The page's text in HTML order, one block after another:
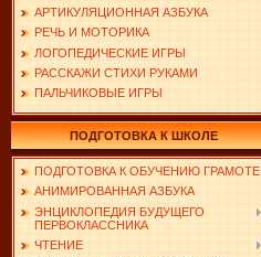
АРТИКУЛЯЦИОННАЯ АЗБУКА
РЕЧЬ И МОТОРИКА
ЛОГОПЕДИЧЕСКИЕ ИГРЫ
РАССКАЖИ СТИХИ РУКАМИ
ПАЛЬЧИКОВЫЕ ИГРЫ
ПОДГОТОВКА К ШКОЛЕ
ПОДГОТОВКА К ОБУЧЕНИЮ ГРАМОТЕ
АНИМИРОВАННАЯ АЗБУКА
ЭНЦИКЛОПЕДИЯ БУДУЩЕГО
ПЕРВОКЛАССНИКА
ЧТЕНИЕ